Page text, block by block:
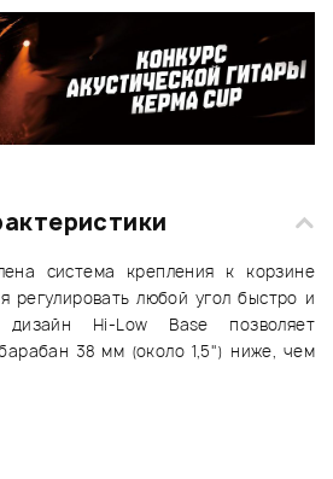
система крепления к корзине
регулировать любой угол быстро и
Hi-Low Base позволяет
38 мм (около 1,5") ниже, чем